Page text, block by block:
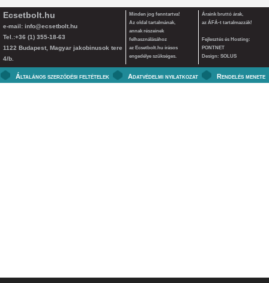
Ecsetbolt.hu
e-mail: info@ecsetbolt.hu
Tel.:+36 (1) 355-18-63
1122 Budapest, Magyar jakobinusok tere
4/b.
Minden jog fenntartva!
Az oldal tartalmának,
annak részeinek
felhasználásához
az Ecsetbolt.hu írásos
engedélye szükséges.
Áraink bruttó árak,
az ÁFÁ-t tartalmazzák!
Fejlesztés és Hosting:
PONTNET
Design: SOLUS
Általános szerződési feltételek Adatvédelmi nyilatkozat Rendelés menete